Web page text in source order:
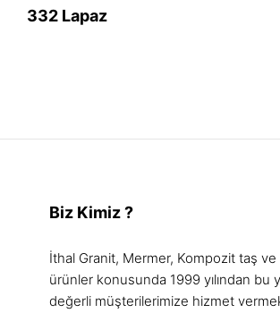
332 Lapaz
Biz Kimiz ?
İthal Granit, Mermer, Kompozit taş ve
ürünler konusunda 1999 yılından bu
değerli müşterilerimize hizmet